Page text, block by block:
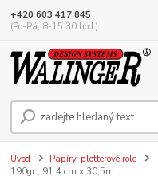
+420 603 417 845
(Po-Pá, 8-15:30 hod.)
Úvod Papíry, plotterové role
190gr , 91.4 cm x 30,5m